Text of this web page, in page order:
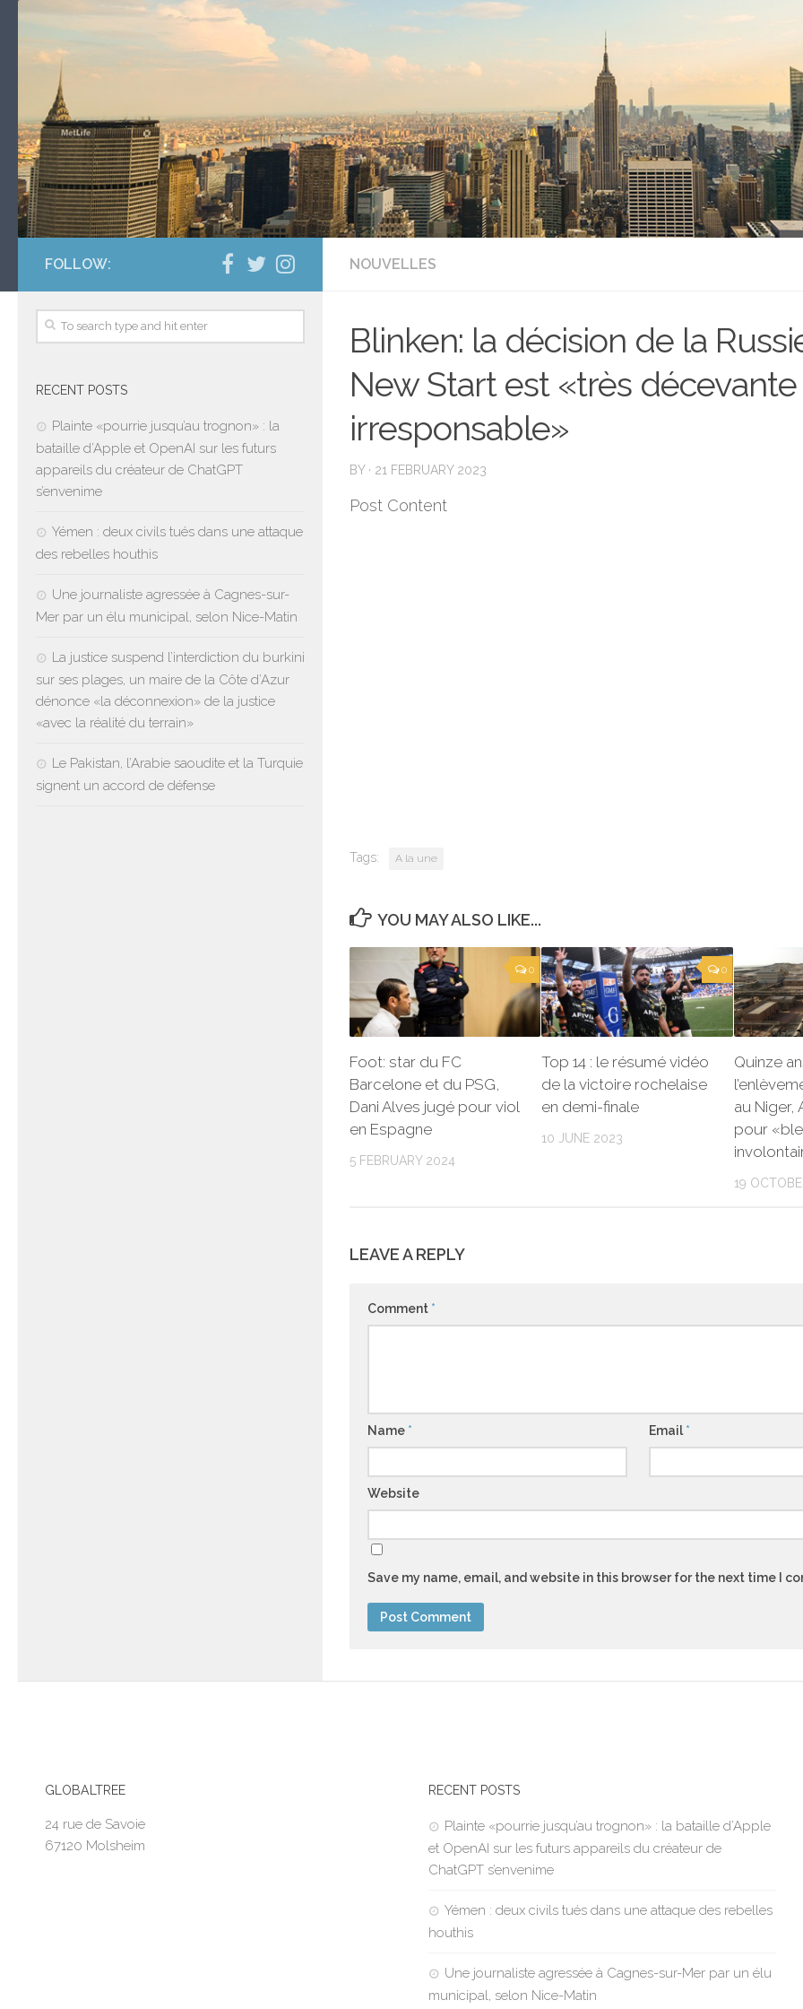
NOUVELLES
Blinken: la décision de la
New Start est «très
irresponsable»
BY · 21 FEBRUARY 2023
Post Content
Tags: A la une
YOU MAY ALSO LIKE...
0
Foot: star du FC
Barcelone et du PSG,
Dani Alves jugé pour viol
en Espagne
5 FEBRUARY 2024
0
Top 14 : le résumé vidéo
de la victoire rochelaise
en demi-finale
10 JUNE 2023
Quinze
au Niger,
pour
19
LEAVE A REPLY
Comment *
Name * Email*
Website
Save my name, email, and website in this browser for the next time I
FOLLOW:
RECENT POSTS
Plainte «pourrie jusqu’au trognon» : la
bataille d’Apple et OpenAI sur les futurs
appareils du créateur de ChatGPT
s’envenime
Yémen : deux civils tués dans une attaque
des rebelles houthis
Une journaliste agressée à Cagnes-sur-
Mer par un élu municipal, selon Nice-Matin
La justice suspend l’interdiction du burkini
sur ses plages, un maire de la Côte d’Azur
dénonce «la déconnexion» de la justice
«avec la réalité du terrain»
Le Pakistan, l’Arabie saoudite et la Turquie
signent un accord de défense
GLOBALTREE
24 rue de Savoie
67120 Molsheim
RECENT POSTS
Plainte «pourrie jusqu’au trognon» : la bataille d’Apple
et OpenAI sur les futurs appareils du créateur de
ChatGPT s’envenime
Yémen : deux civils tués dans une attaque des rebelles
houthis
Une journaliste agressée à Cagnes-sur-Mer par un élu
municipal, selon Nice-Matin